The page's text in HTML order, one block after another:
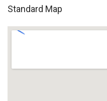
Standard Map